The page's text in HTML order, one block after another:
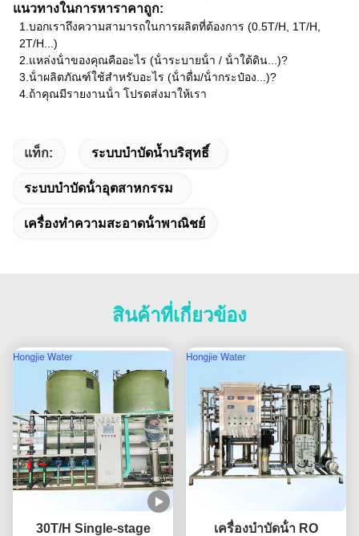
แนวทางในการหาราคาถูก:
1. บอกเราถึงความสามารถในการผลิตที่ต้องการ (0.5T/H, 1T/H,
2T/H...)
2. แหล่งน้ําของคุณคืออะไร (น้ําระบายน้ํา / น้ําใต้ดิน...)?
3. น้ําผลิตภัณฑ์ใช้สําหรับอะไร (น้ําดื่ม/น้ํากระป๋อง...)?
4. ถ้าคุณมีรายงานน้ํา โปรดส่งมาให้เรา
แท็ก: ระบบบำบัดน้ำบริสุทธิ์
ระบบบําบัดน้ําอุตสาหกรรม
เครื่องทําความสะอาดน้ําพาณิชย์
สินค้าที่เกี่ยวข้อง
30T/H Single-stage
เครื่องบําบัดน้ํา RO